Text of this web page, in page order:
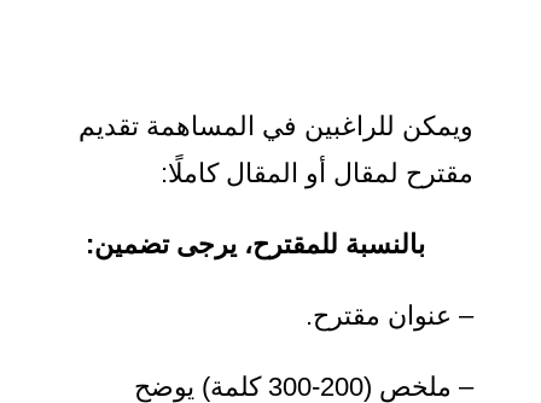
ويمكن للراغبين في المساهمة تقديم
مقترح لمقال أو المقال كاملًا:
بالنسبة للمقترح، يرجى تضمين:
– عنوان مقترح.
– ملخص (200-300 كلمة) يوضح